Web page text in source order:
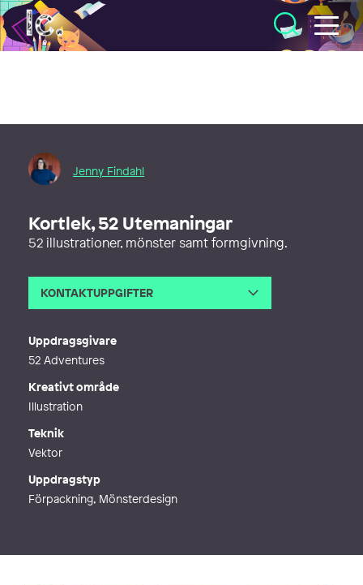
Illustratörcentrum
Jenny Findahl
Kortlek, 52 Utemaningar
52 illustrationer, mönster samt formgivning.
KONTAKTUPPGIFTER
Uppdragsgivare
52 Adventures
Kreativt område
Illustration
Teknik
Vektor
Uppdragstyp
Förpackning, Mönsterdesign